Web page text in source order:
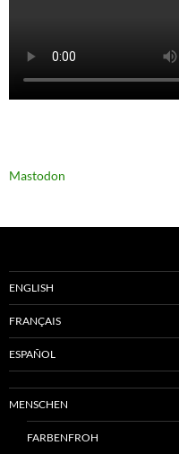
Mastodon
ENGLISH
FRANÇAIS
ESPAÑOL
MENSCHEN
FARBENFROH